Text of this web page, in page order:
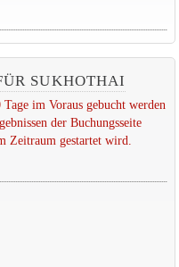
SUKHOTHAI
im Voraus gebucht werden
der Buchungsseite
Zeitraum gestartet wird.